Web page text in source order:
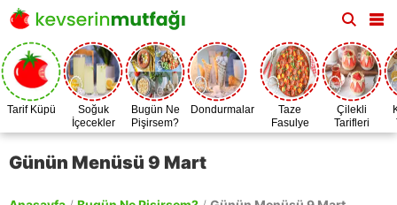
Tarif Küpü
Soğuk
İçecekler
Bugün Ne
Pişirsem?
Dondurmalar
Taze
Fasulye
Zamanı
Çilekli
Tarifleri
Günün Menüsü 9 Mart